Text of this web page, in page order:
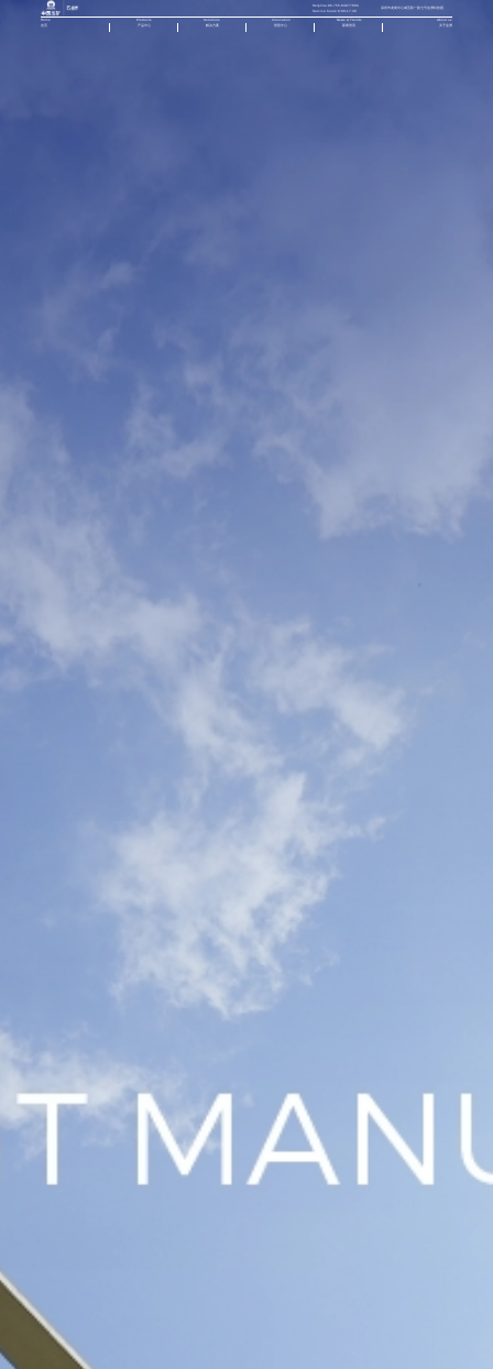
Helpline:86-755-84877666
Service hours:9:00-17:30
深圳市龙岗中心城五联一路七号金洲科技园
Home
首页
Products
产品中心
Solutions
解决方案
Innovation
智慧中心
News & Trends
新闻资讯
About us
关于金洲